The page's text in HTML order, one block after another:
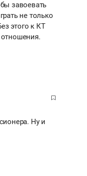
завоевать
не только
этого к КТ
Ну и